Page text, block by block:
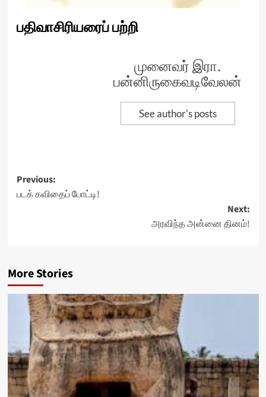
பதிவாசிரியரைப் பற்றி
முனைவர் இரா.
பன்னிருகைவடிவேலன்
See author's posts
Post
navigation
Previous:
படக் கவிதைப் போட்டி!
Next:
அரவிந்த அன்னை தினம்!
More Stories